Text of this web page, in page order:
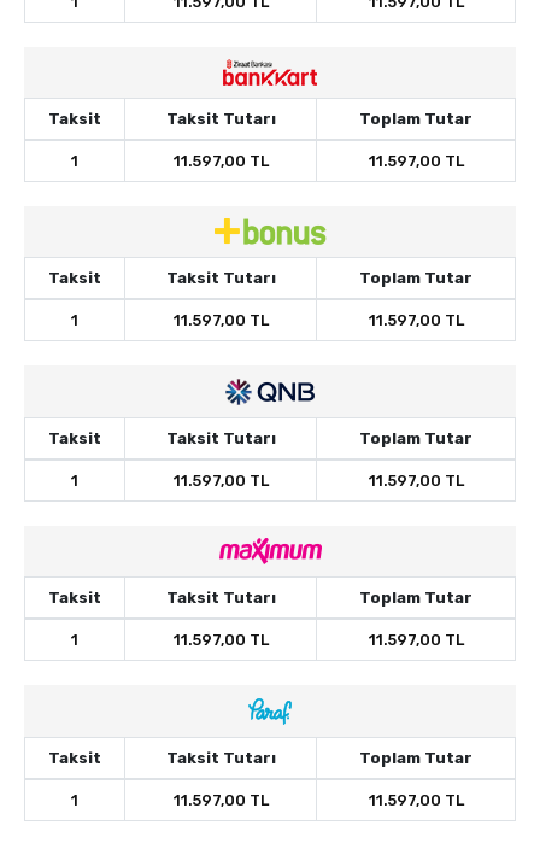
Taksit Taksit Tutarı Toplam Tutar
1 11.597,00 TL 11.597,00 TL
Taksit Taksit Tutarı Toplam Tutar
1 11.597,00 TL 11.597,00 TL
Taksit Taksit Tutarı Toplam Tutar
1 11.597,00 TL 11.597,00 TL
Taksit Taksit Tutarı Toplam Tutar
1 11.597,00 TL 11.597,00 TL
Taksit Taksit Tutarı Toplam Tutar
1 11.597,00 TL 11.597,00 TL